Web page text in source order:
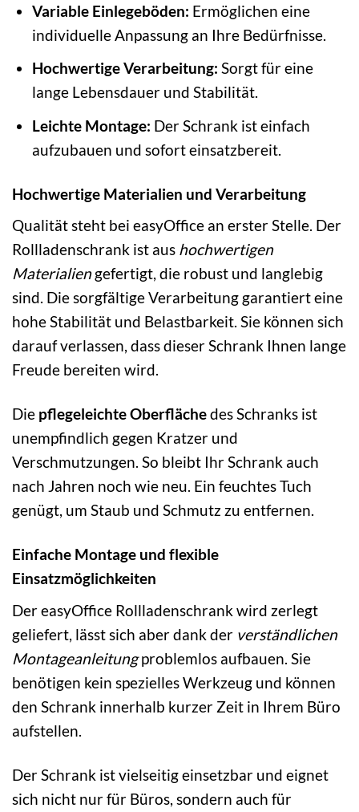
Variable Einlegeböden: Ermöglichen eine
individuelle Anpassung an Ihre Bedürfnisse.
Hochwertige Verarbeitung: Sorgt für eine
lange Lebensdauer und Stabilität.
Leichte Montage: Der Schrank ist einfach
aufzubauen und sofort einsatzbereit.
Hochwertige Materialien und Verarbeitung
Qualität steht bei easyOffice an erster Stelle. Der
Rollladenschrank ist aus hochwertigen
Materialiengefertigt, die robust und langlebig
sind. Die sorgfältige Verarbeitung garantiert eine
hohe Stabilität und Belastbarkeit. Sie können sich
darauf verlassen, dass dieser Schrank Ihnen lange
Freude bereiten wird.
Die pflegeleichte Oberflächedes Schranks ist
unempfindlich gegen Kratzer und
Verschmutzungen. So bleibt Ihr Schrank auch
nach Jahren noch wie neu. Ein feuchtes Tuch
genügt, um Staub und Schmutz zu entfernen.
Einfache Montage und flexible
Einsatzmöglichkeiten
Der easyOffice Rollladenschrank wird zerlegt
geliefert, lässt sich aber dank der verständlichen
Montageanleitungproblemlos aufbauen. Sie
benötigen kein spezielles Werkzeug und können
den Schrank innerhalb kurzer Zeit in Ihrem Büro
aufstellen.
Der Schrank ist vielseitig einsetzbar und eignet
sich nicht nur für Büros, sondern auch für